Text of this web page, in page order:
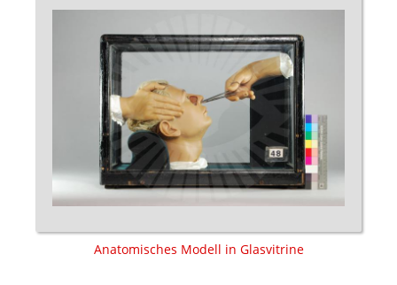
Anatomisches Modell in Glasvitrine